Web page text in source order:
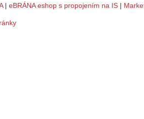
| eBRÁNA eshop s propojením na IS |